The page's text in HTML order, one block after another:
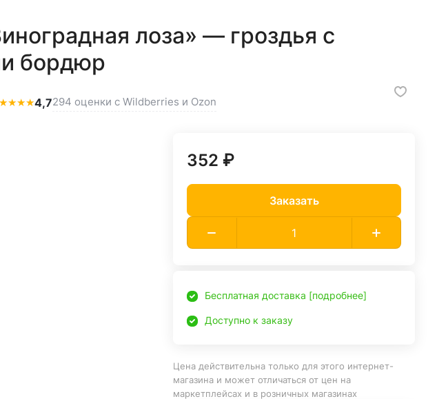
лоза» — гроздья с
бордюр
★★★★4,7294 оценки с Wildberries и Ozon
352 ₽
Заказать
Бесплатная доставка [подробнее]
Доступно к заказу
Цена действительна только для этого интернет-
магазина и может отличаться от цен на
маркетплейсах и в розничных магазинах